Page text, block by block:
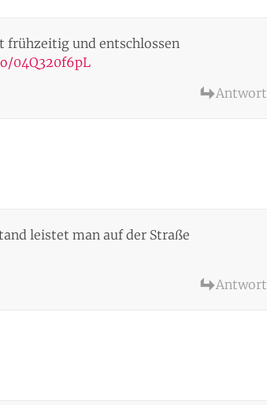
frühzeitig und entschlossen
04Q320f6pL
Antwort
leistet man auf der Straße
Antwort